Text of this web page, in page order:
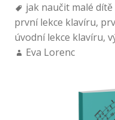
jak naučit malé
první lekce klavíru,
úvodní lekce klavíru,
Eva Lorenc